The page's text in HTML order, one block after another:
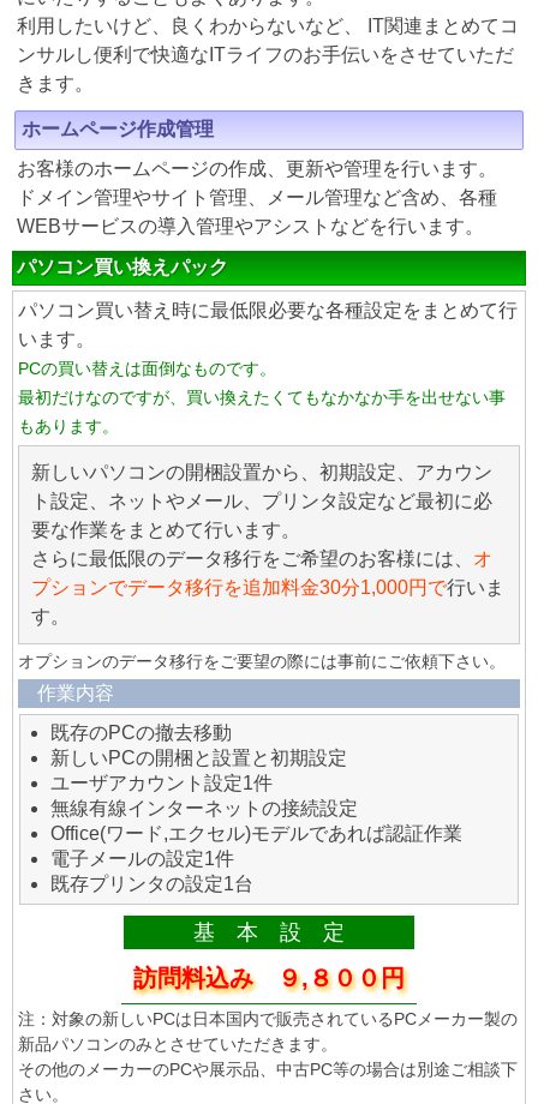
利用したいけど、良くわからないなど、 IT関連まとめてコ
ンサルし便利で快適なITライフのお手伝いをさせていただ
きます。
ホームページ作成管理
お客様のホームページの作成、更新や管理を行います。
ドメイン管理やサイト管理、メール管理など含め、各種
WEBサービスの導入管理やアシストなどを行います。
パソコン買い換えパック
パソコン買い替え時に最低限必要な各種設定をまとめて行
います。
PCの買い替えは面倒なものです。
最初だけなのですが、買い換えたくてもなかなか手を出せない事
もあります。
新しいパソコンの開梱設置から、初期設定、アカウン
ト設定、ネットやメール、プリンタ設定など最初に必
要な作業をまとめて行います。
さらに最低限のデータ移行をご希望のお客様には、 オ
プションでデータ移行を追加料金30分1,000円で行いま
す。
オプションのデータ移行をご要望の際には事前にご依頼下さい。
作業内容
既存のPCの撤去移動
新しいPCの開梱と設置と初期設定
ユーザアカウント設定1件
無線有線インターネットの接続設定
Office(ワード,エクセル)モデルであれば認証作業
電子メールの設定1件
既存プリンタの設定1台
基 本 設 定
訪問料込み ９,８００円
注：対象の新しいPCは日本国内で販売されているPCメーカー製の
新品パソコンのみとさせていただきます。
その他のメーカーのPCや展示品、中古PC等の場合は別途ご相談下
さい。